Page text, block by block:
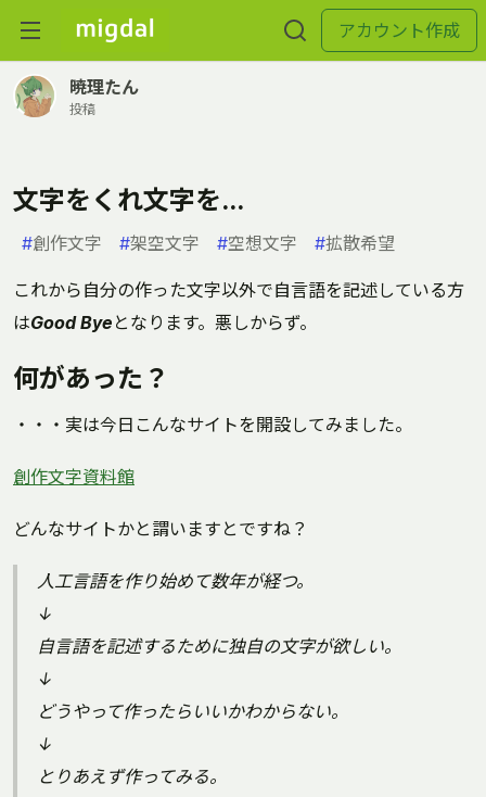
アカウント作成
暁理たん
投稿
文字をくれ文字を...
#創作文字 #架空文字 #空想文字 #拡散希望
これから自分の作った文字以外で自言語を記述している方
はGood Bye となります。悪しからず。
何があった？
・・・実は今日こんなサイトを開設してみました。
創作文字資料館
どんなサイトかと謂いますとですね？
人工言語を作り始めて数年が経つ。
↓
自言語を記述するために独自の文字が欲しい。
↓
どうやって作ったらいいかわからない。
↓
とりあえず作ってみる。